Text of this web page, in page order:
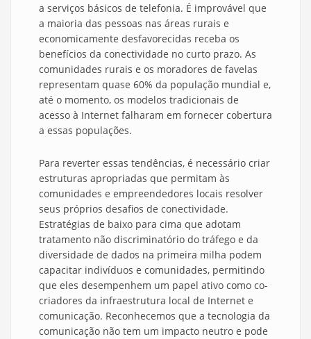
a serviços básicos de telefonia. É improvável que
a maioria das pessoas nas áreas rurais e
economicamente desfavorecidas receba os
benefícios da conectividade no curto prazo. As
comunidades rurais e os moradores de favelas
representam quase 60% da população mundial e,
até o momento, os modelos tradicionais de
acesso à Internet falharam em fornecer cobertura
a essas populações.
Para reverter essas tendências, é necessário criar
estruturas apropriadas que permitam às
comunidades e empreendedores locais resolver
seus próprios desafios de conectividade.
Estratégias de baixo para cima que adotam
tratamento não discriminatório do tráfego e da
diversidade de dados na primeira milha podem
capacitar indivíduos e comunidades, permitindo
que eles desempenhem um papel ativo como co-
criadores da infraestrutura local de Internet e
comunicação. Reconhecemos que a tecnologia da
comunicação não tem um impacto neutro e pode